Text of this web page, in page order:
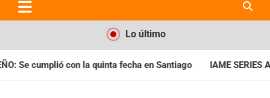
Lo último
en Santiago IAME SERIES ARGENTINA: Horarios para la